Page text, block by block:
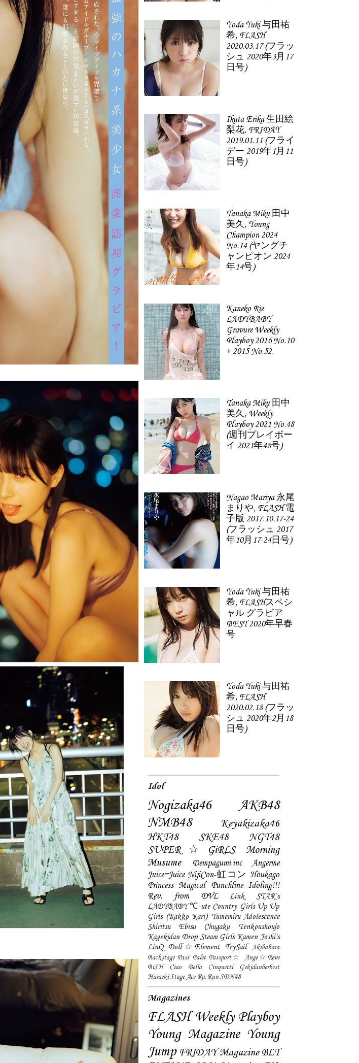
Yoda Yuki 与田祐
希, FLASH
2020.03.17 (フラッ
シュ 2020年3月17
日号)
Ikuta Erika 生田絵
梨花, FRIDAY
2019.01.11 (フライ
デー 2019年1月11
日号)
Tanaka Miku 田中
美久, Young
Champion 2024
No.14 (ヤングチ
ャンピオン 2024
年14号)
Kaneko Rie
LADYBABY
Gravure Weekly
Playboy 2016 No.10
+ 2015 No.52.
Tanaka Miku 田中
美久, Weekly
Playboy 2021 No.48
(週刊プレイボー
イ 2021年48号)
Nagao Mariya 永尾
まりや, FLASH 電
子版 2017.10.17-24
(フラッシュ 2017
年10月17-24日号)
Yoda Yuki 与田祐
希, FLASHスペシ
ャル グラビア
BEST 2020年早春
号
Yoda Yuki 与田祐
希, FLASH
2020.02.18 (フラッ
シュ 2020年2月18
日号)
Idol
Nogizaka46
AKB48
NMB48
Keyakizaka46
HKT48
SKE48
NGT48
SUPER☆GiRLS
Morning
Musume
Dempagumi.inc
Angerme
Juice=Juice NijiCon-虹コン Houkago
Princess Magical Punchline Idoling!!!
Rev. from DVL
Link STAR`s
LADYBABY ℃-ute Country Girls Up Up
Girls (Kakko Kari) Yumemiru Adolescence
Shiritsu Ebisu Chugaku
Tenkoushoujo
Kagekidan Drop Steam Girls Kamen Joshi's
LinQ Doll☆Element TrySail
Akihabara
Backstage Pass Palet Passport☆
Ange☆Reve
BiSH
Ciao Bella Cinquetti
Gekidanherbest
Haraeki Stage Ace Ru:Run SDN48
Magazines
FLASH Weekly Playboy
Young Magazine Young
Jump FRIDAY Magazine BLT